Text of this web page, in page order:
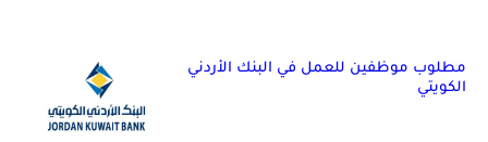
مطلوب موظفين للعمل في البنك الأردني
الكويتي